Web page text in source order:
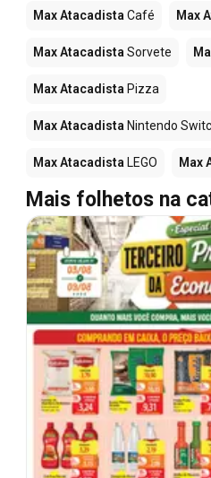
Max AtacadistaCafé Max
Max AtacadistaSorvete
Max Atacadista Pizza
Max Atacadista Nintendo
Max Atacadista LEGO Max
Mais folhetos na